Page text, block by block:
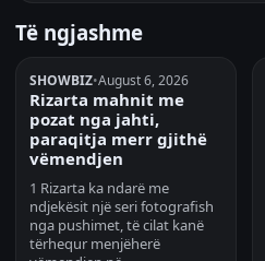
Të ngjashme
SHOWBIZ•August 6, 2026
Rizarta mahnit me
pozat nga jahti,
paraqitja merr gjithë
vëmendjen
1 Rizarta ka ndarë me
ndjekësit një seri fotografish
nga pushimet, të cilat kanë
tërhequr menjëherë